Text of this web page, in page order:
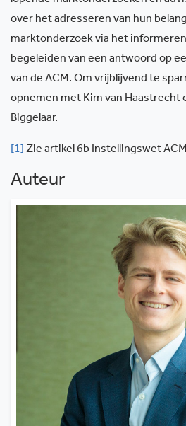
over het adresseren van hun
marktonderzoek via het
begeleiden van een antwoord op
van de ACM. Om vrijblijvend te
opnemen met Kim van Haastrecht
Biggelaar.
[1] Zie artikel 6b Instellingswet
Auteur